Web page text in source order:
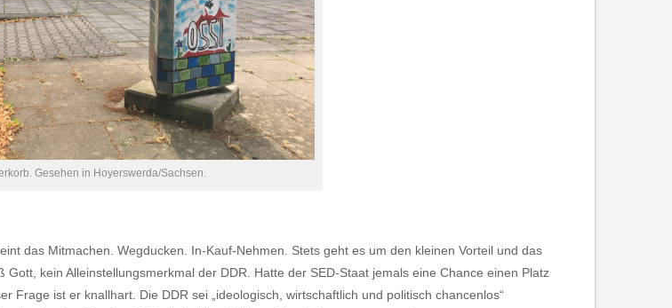
Gesehen in Hoyerswerda/Sachsen.
das Mitmachen. Wegducken. In-Kauf-Nehmen. Stets geht es um den kleinen Vorteil und das
kein Alleinstellungsmerkmal der DDR. Hatte der SED-Staat jemals eine Chance einen Platz
Frage ist er knallhart. Die DDR sei „ideologisch, wirtschaftlich und politisch chancenlos“